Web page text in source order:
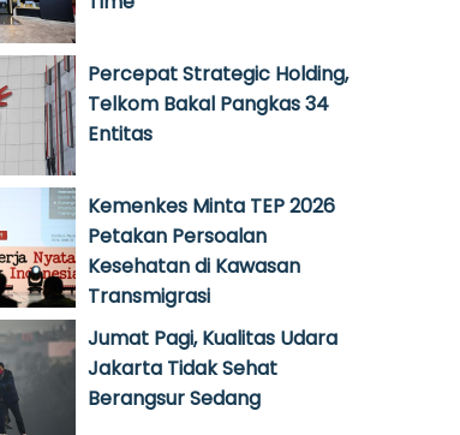
Percepat Strategic Holding,
Telkom Bakal Pangkas 34
Entitas
Kemenkes Minta TEP 2026
Petakan Persoalan
Kesehatan di Kawasan
Transmigrasi
Jumat Pagi, Kualitas Udara
Jakarta Tidak Sehat
Berangsur Sedang